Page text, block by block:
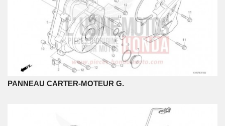
PANNEAU CARTER-MOTEUR G.